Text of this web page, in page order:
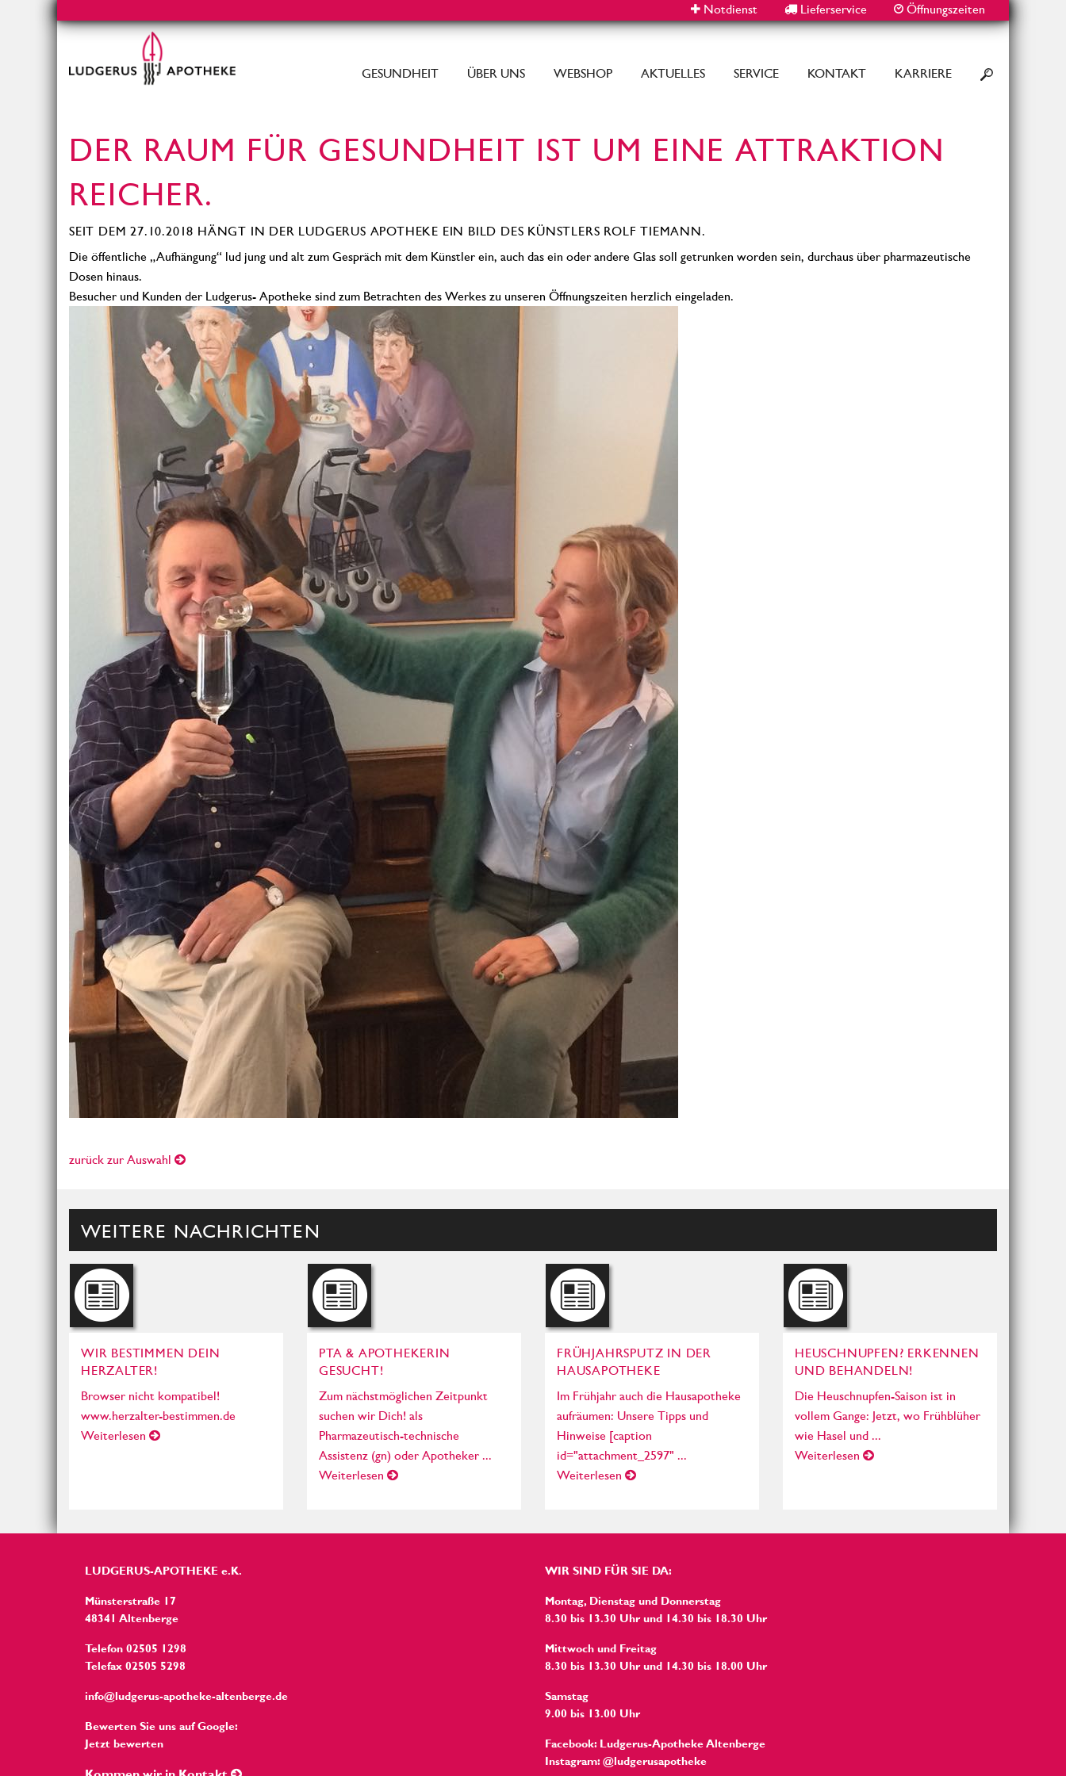
Notdienst Lieferservice Öffnungszeiten
GESUNDHEIT ÜBER UNS WEBSHOP AKTUELLES SERVICE KONTAKT KARRIERE
DER RAUM FÜR GESUNDHEIT IST UM EINE ATTRAKTION
REICHER.
SEIT DEM 27.10.2018 HÄNGT IN DER LUDGERUS APOTHEKE EIN BILD DES KÜNSTLERS ROLF TIEMANN.
Die öffentliche „Aufhängung“ lud jung und alt zum Gespräch mit dem Künstler ein, auch das ein oder andere Glas soll getrunken worden sein, durchaus über pharmazeutische
Dosen hinaus.
Besucher und Kunden der Ludgerus- Apotheke sind zum Betrachten des Werkes zu unseren Öffnungszeiten herzlich eingeladen.
zurück zur Auswahl
WEITERE NACHRICHTEN
WIR BESTIMMEN DEIN
HERZALTER!
Browser nicht kompatibel!
www.herzalter-bestimmen.de
Weiterlesen
PTA & APOTHEKERIN
GESUCHT!
Zum nächstmöglichen Zeitpunkt
suchen wir Dich! als
Pharmazeutisch-technische
Assistenz (gn) oder Apotheker ...
Weiterlesen
FRÜHJAHRSPUTZ IN DER
HAUSAPOTHEKE
Im Frühjahr auch die Hausapotheke
aufräumen: Unsere Tipps und
Hinweise [caption
id="attachment_2597" ...
Weiterlesen
HEUSCHNUPFEN? ERKENNEN
UND BEHANDELN!
Die Heuschnupfen-Saison ist in
vollem Gange: Jetzt, wo Frühblüher
wie Hasel und ...
Weiterlesen
LUDGERUS-APOTHEKE e.K.
Münsterstraße 17
48341 Altenberge
Telefon 02505 1298
Telefax 02505 5298
info@ludgerus-apotheke-altenberge.de
Bewerten Sie uns auf Google:
Jetzt bewerten
WIR SIND FÜR SIE DA:
Montag, Dienstag und Donnerstag
8.30 bis 13.30 Uhr und 14.30 bis 18.30 Uhr
Mittwoch und Freitag
8.30 bis 13.30 Uhr und 14.30 bis 18.00 Uhr
Samstag
9.00 bis 13.00 Uhr
Facebook: Ludgerus-Apotheke Altenberge
Instagram: @ludgerusapotheke